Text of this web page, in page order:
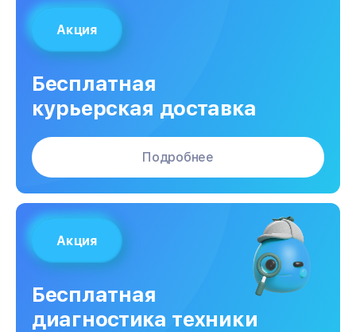
Акция
Бесплатная
курьерская доставка
Подробнее
Акция
Бесплатная
диагностика техники